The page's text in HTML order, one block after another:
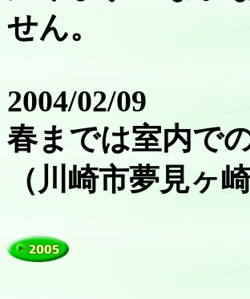
せん。
2004/02/09
春までは室内で
（川崎市夢見ヶ